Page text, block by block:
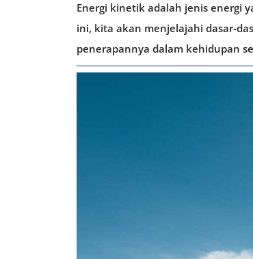
Energi kinetik adalah jenis energi
ini, kita akan menjelajahi dasar-
penerapannya dalam kehidupan